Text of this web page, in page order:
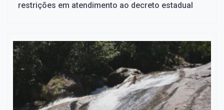
restrições em atendimento ao decreto estadual